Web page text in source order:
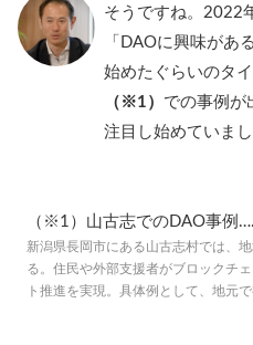
そうですね。2022
「DAOに興味があ
始めたぐらいのタ
（※1） での事例が
注目し始めていまし
（※1）山古志でのDAO事例
新潟県長岡市にある山古志村では、
る。住民や外部支援者がブロックチ
ト推進を実現。具体例として、地元